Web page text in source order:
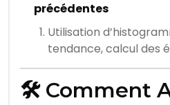
précédentes
Utilisation
tendance, calcul des
🛠️ Comment